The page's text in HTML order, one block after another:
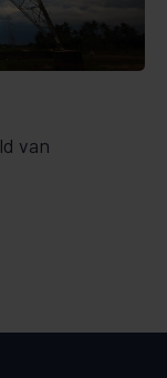
van